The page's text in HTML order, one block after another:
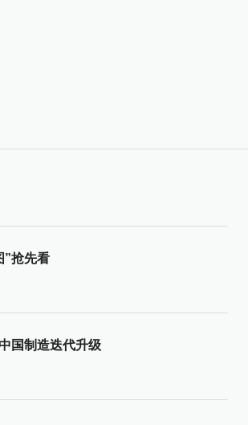
”抢先看
国制造迭代升级